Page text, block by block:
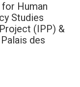
for Human
Studies
(IPP) &
des